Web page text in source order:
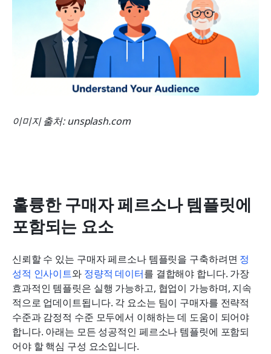
이미지 출처: unsplash.com
훌륭한 구매자 페르소나 템플릿에
포함되는 요소
신뢰할 수 있는 구매자 페르소나 템플릿을 구축하려면 정
성적 인사이트와 정량적 데이터를 결합해야 합니다. 가장
효과적인 템플릿은 실행 가능하고, 협업이 가능하며, 지속
적으로 업데이트됩니다. 각 요소는 팀이 구매자를 전략적
수준과 감정적 수준 모두에서 이해하는 데 도움이 되어야
합니다. 아래는 모든 성공적인 페르소나 템플릿에 포함되
어야 할 핵심 구성 요소입니다.